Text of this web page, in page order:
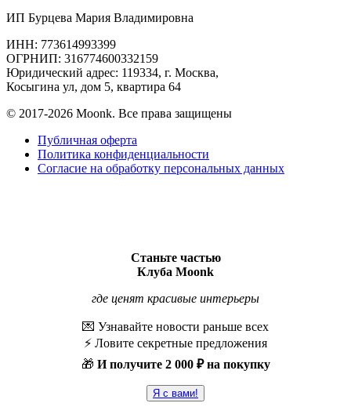
ИП Бурцева Мария Владимировна
ИНН: 773614993399
ОГРНИП: 316774600332159
Юридический адрес: 119334, г. Москва,
Косыгина ул, дом 5, квартира 64
© 2017-2026 Moonk. Все права защищены
Публичная оферта
Политика конфиденциальности
Согласие на обработку персональных данных
Станьте частью
Клуба Moonk
где ценят красивые интерьеры
💌 Узнавайте новости раньше всех
⚡️ Ловите секретные предложения
🎁 И получите 2 000 ₽ на покупку
Я с вами!